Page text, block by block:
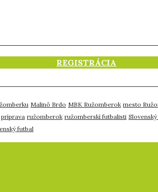
REGISTRÁCIA
Malinô Brdo MBK Ružomberok mesto
príprava ružomberok ružomberskí futbalisti
futbal